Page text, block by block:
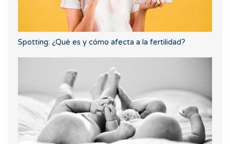
Spotting: ¿Qué es y cómo afecta a la fertilidad?